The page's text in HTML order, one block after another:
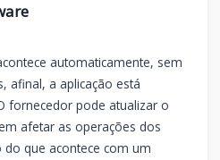
automaticamente, sem
afinal, a aplicação está
fornecedor pode atualizar o
afetar as operações dos
que acontece com um